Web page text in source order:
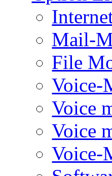
Mail-
File
Voice-
Voice
Voice
Voice-